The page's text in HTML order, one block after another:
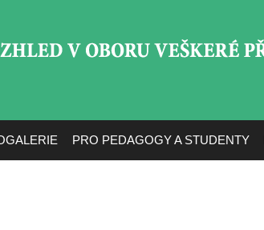
PRO PEDAGOGY A STUDENTY